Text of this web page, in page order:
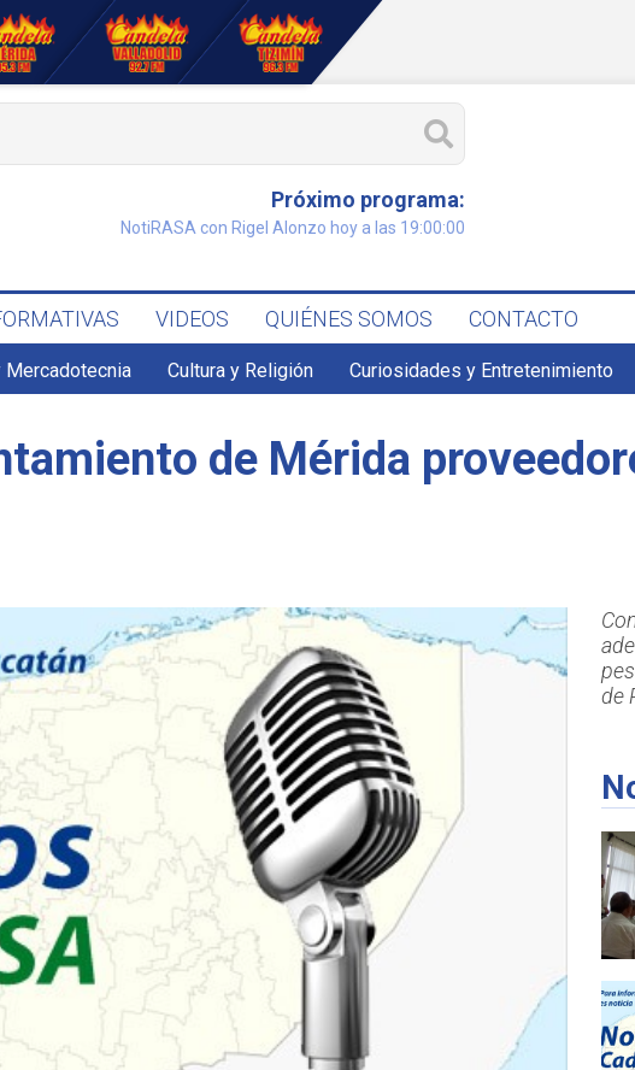
Próximo programa:
NotiRASA con Rigel Alonzo hoy a las 19:00:00
VIDEOS QUIÉNES SOMOS CONTACTO
Mercadotecnia Cultura y Religión Curiosidades y Entretenimiento
de Mérida
de